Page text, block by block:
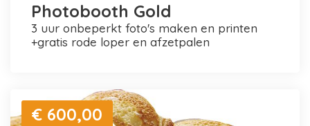
Photobooth Gold
3 uur onbeperkt foto's maken en printen
+gratis rode loper en afzetpalen
€ 600,00